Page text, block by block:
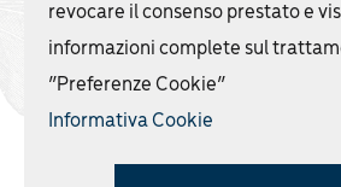
AMIR ONORANZE
SedeVia Dario Campana, 59 –
Numero Verde
800 400 880
Email info@amirof.it
P.iva03790660405 –
revocare il consenso prestato e
informazioni complete sul
“Preferenze Cookie”
Informativa Cookie